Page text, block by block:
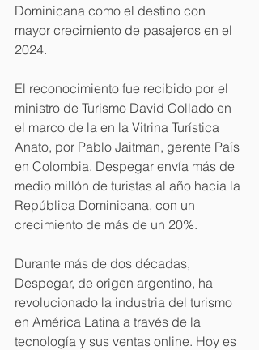
Dominicana como el destino con
mayor crecimiento de pasajeros en el
2024.
El reconocimiento fue recibido por el
ministro de Turismo David Collado en
el marco de la en la Vitrina Turística
Anato, por Pablo Jaitman, gerente País
en Colombia. Despegar envía más de
medio millón de turistas al año hacia la
República Dominicana, con un
crecimiento de más de un 20%.
Durante más de dos décadas,
Despegar, de origen argentino, ha
revolucionado la industria del turismo
en América Latina a través de la
tecnología y sus ventas online. Hoy es